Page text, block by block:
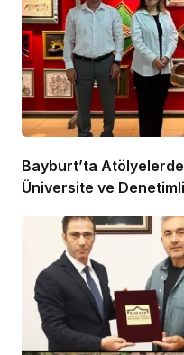
Bayburt’ta
Üniversite ve